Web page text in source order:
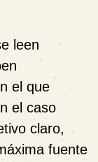
leen
el que
el caso
claro,
fuente